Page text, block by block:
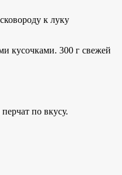
к луку
кусочками. 300 г свежей
по вкусу.